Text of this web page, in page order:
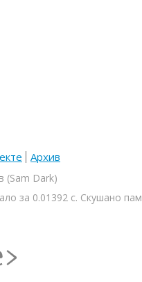
Архив
(Sam Dark)
за 0.01392 с. Скушано